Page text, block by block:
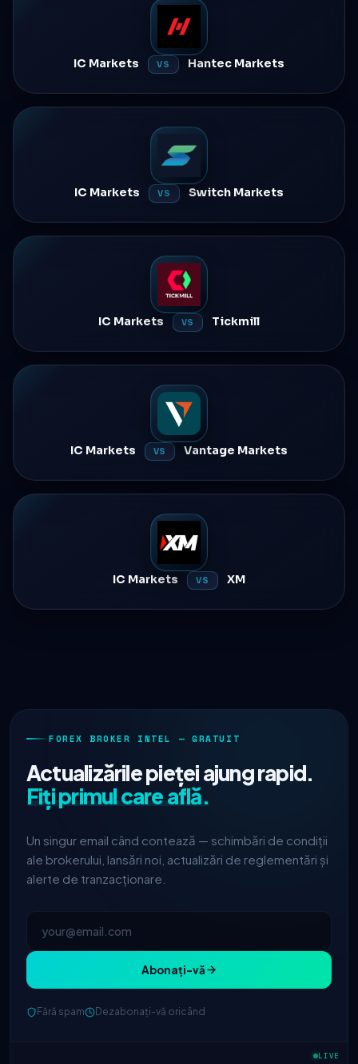
IC Markets VS Hantec Markets
IC Markets VS Switch Markets
IC Markets VS Tickmill
IC Markets VS Vantage Markets
IC Markets VS XM
FOREX BROKER INTEL — GRATUIT
Actualizările pieței ajung rapid.
Fiți primul care află.
Un singur email când contează — schimbări de condiții
ale brokerului, lansări noi, actualizări de reglementări și
alerte de tranzacționare.
Abonați-vă
Fără spam Dezabonați-vă oricând
LIVE